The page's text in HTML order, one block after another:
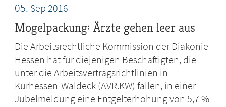
05. Sep 2016
Mogelpackung: Ärzte gehen leer aus
Die Arbeitsrechtliche Kommission der Diakonie
Hessen hat für diejenigen Beschäftigten, die
unter die Arbeitsvertragsrichtlinien in
Kurhessen-Waldeck (AVR.KW) fallen, in einer
Jubelmeldung eine Entgelterhöhung von 5,7 %